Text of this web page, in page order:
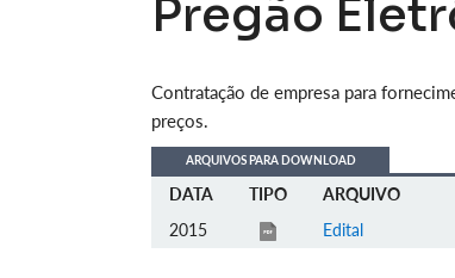
Pregão
Contratação de empresa para
preços.
ARQUIVOS PARA DOWNLOAD
DATA TIPO ARQUIVO
2015
Edital